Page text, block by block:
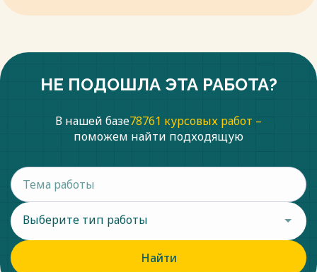
НЕ ПОДОШЛА ЭТА РАБОТА?
В нашей базе78761 курсовых работ –
поможем найти подходящую
Выберите тип работы
Найти